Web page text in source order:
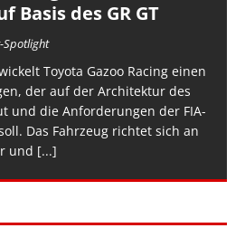
Basis des GR GT
Spotlight
Toyota Gazoo Racing einen
der auf der Architektur des
und die Anforderungen der FIA-
Das Fahrzeug richtet sich an
und [...]